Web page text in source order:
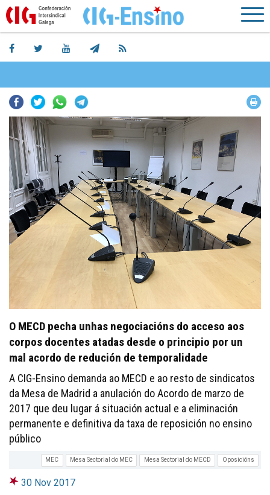
Facebook
TwitterWhatsapp
O MECD pecha unhas negociacións do acceso aos
corpos docentes atadas desde o principio por un
mal acordo de redución de temporalidade
A CIG-Ensino demanda ao MECD e ao resto de sindicatos
da Mesa de Madrid a anulación do Acordo de marzo de
2017 que deu lugar á situación actual e a eliminación
permanente e definitiva da taxa de reposición no ensino
público
MEC Mesa Sectorial do MEC Mesa Sectorial do MECD Oposicións
30 Nov 2017